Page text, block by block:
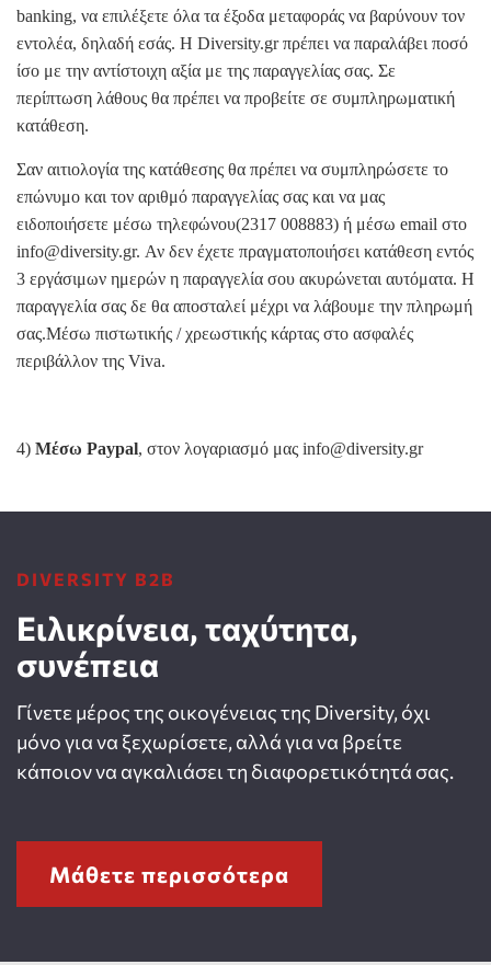
banking, να επιλέξετε όλα τα έξοδα μεταφοράς να βαρύνουν τον
εντολέα, δηλαδή εσάς. Η Diversity.gr πρέπει να παραλάβει ποσό
ίσο με την αντίστοιχη αξία με της παραγγελίας σας. Σε
περίπτωση λάθους θα πρέπει να προβείτε σε συμπληρωματική
κατάθεση.
Σαν αιτιολογία της κατάθεσης θα πρέπει να συμπληρώσετε το
επώνυμο και τον αριθμό παραγγελίας σας και να μας
ειδοποιήσετε μέσω τηλεφώνου(2317 008883) ή μέσω email στο
info@diversity.gr. Αν δεν έχετε πραγματοποιήσει κατάθεση εντός
3 εργάσιμων ημερών η παραγγελία σου ακυρώνεται αυτόματα. Η
παραγγελία σας δε θα αποσταλεί μέχρι να λάβουμε την πληρωμή
σας.Μέσω πιστωτικής / χρεωστικής κάρτας στο ασφαλές
περιβάλλον της Viva.
4) Μέσω Paypal, στον λογαριασμό μας info@diversity.gr
DIVERSITY B2B
Ειλικρίνεια, ταχύτητα,
συνέπεια
Γίνετε μέρος της οικογένειας της Diversity, όχι
μόνο για να ξεχωρίσετε, αλλά για να βρείτε
κάποιον να αγκαλιάσει τη διαφορετικότητά σας.
Μάθετε περισσότερα